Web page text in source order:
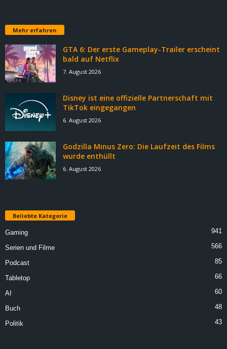
Mehr erfahren
GTA 6: Der erste Gameplay-Trailer erscheint
bald auf Netflix
7. August 2026
Disney ist eine offizielle Partnerschaft mit
TikTok eingegangen
6. August 2026
Godzilla Minus Zero: Die Laufzeit des Films
wurde enthüllt
6. August 2026
Beliebte Kategorie
Gaming 941
Serien und Filme 566
Podcast 85
Tabletop 66
AI 60
Buch 48
Politik 43